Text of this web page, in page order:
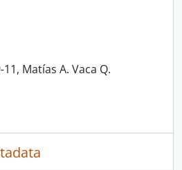
11, Matías A. Vaca Q.